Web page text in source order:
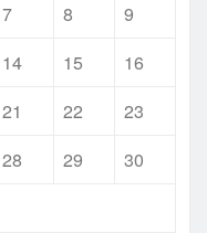
7 8
9
14 15
16
21 22
23
28 29
30